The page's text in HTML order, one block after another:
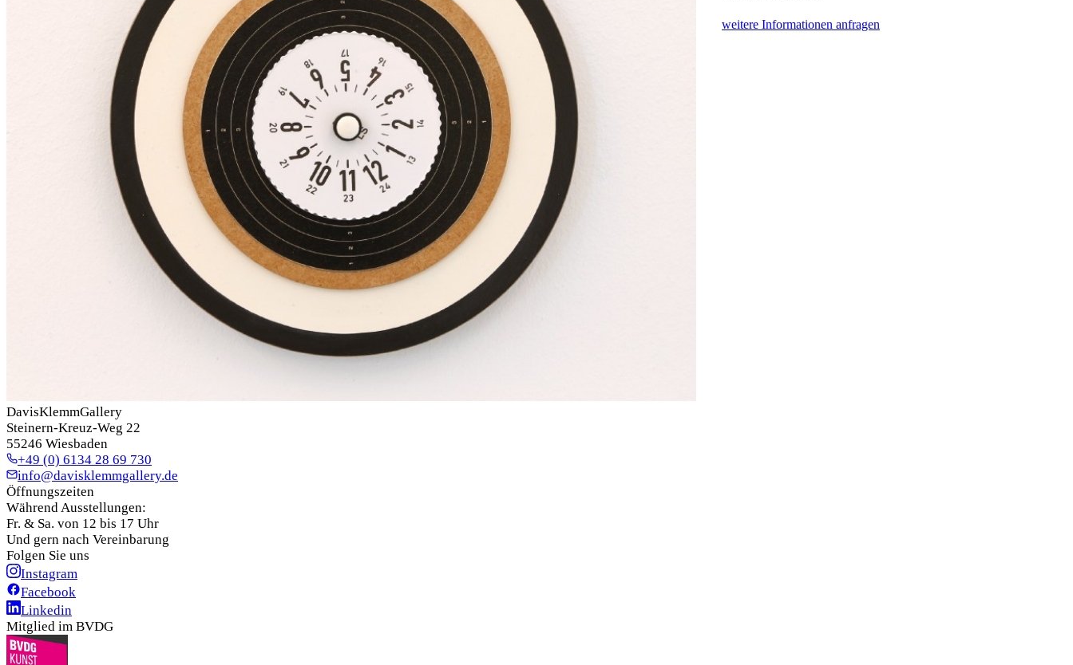
weitere Informationen anfragen
DavisKlemmGallery
Steinern-Kreuz-Weg 22
55246 Wiesbaden
+49 (0) 6134 28 69 730
info@davisklemmgallery.de
Öffnungszeiten
Während Ausstellungen:
Fr. & Sa. von 12 bis 17 Uhr
Und gern nach Vereinbarung
Folgen Sie uns
Instagram
Facebook
Linkedin
Mitglied im BVDG